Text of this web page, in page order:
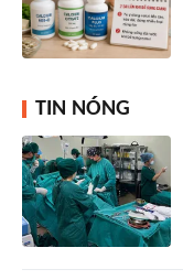
TIN NÓNG